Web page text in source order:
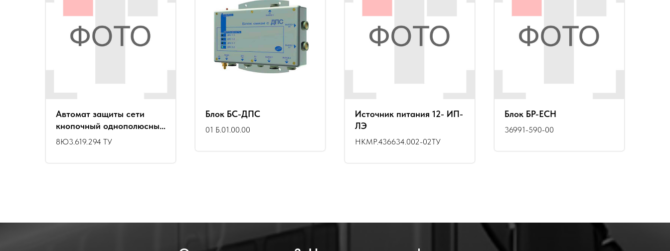
Автомат защиты сети
кнопочный однополюсный
типа АЗК1М-10-2С
8Ю3.619.294 ТУ
Блок БС-ДПС
01 Б.01.00.00
Источник питания 12- ИП-
ЛЭ
НКМР.436634.002-02ТУ
Блок БР-ЕСН
36991-590-00